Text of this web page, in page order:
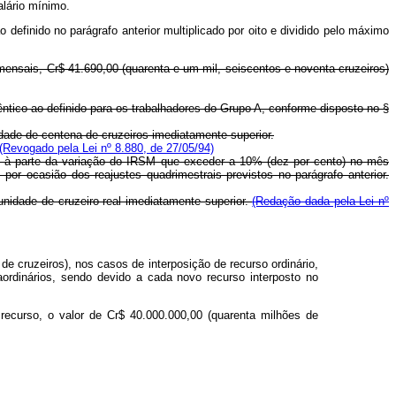
mínimo.
no parágrafo anterior multiplicado por oito e dividido pelo máximo
Cr$ 41.690,00 (quarenta e um mil, seiscentos e noventa cruzeiros)
ao definido para os trabalhadores do Grupo A, conforme disposto no §
de centena de cruzeiros imediatamente superior.
(Revogado pela Lei nº 8.880, de 27/05/94)
parte da variação do IRSM que exceder a 10% (dez por cento) no mês
ocasião dos reajustes quadrimestrais previstos no parágrafo anterior.
de cruzeiro real imediatamente superior.(Redação dada pela Lei nº
cruzeiros), nos casos de interposição de recurso ordinário,
sendo devido a cada novo recurso interposto no
o valor de Cr$ 40.000.000,00 (quarenta milhões de